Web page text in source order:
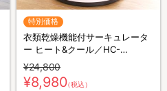
特別価格
衣類乾燥機能付サーキュレータ
ー ヒート&クール／HC-
T2494WH
¥24,800
¥8,980（税込）